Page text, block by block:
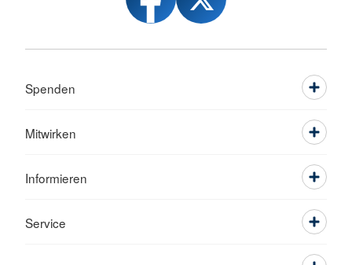
Spenden
Mitwirken
Informieren
Service